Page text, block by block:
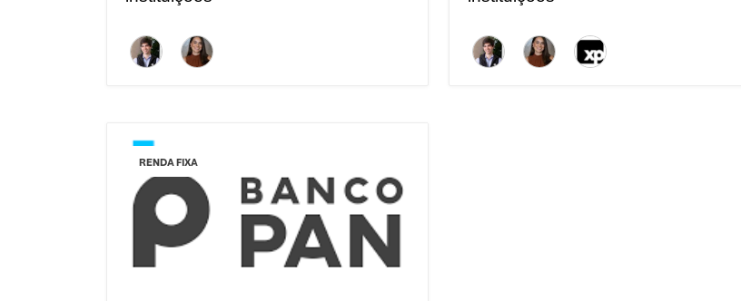
RENDA FIXA